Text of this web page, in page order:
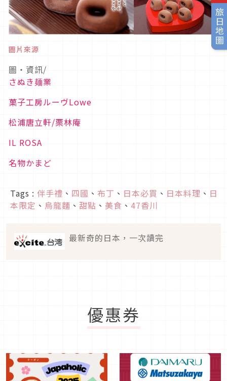
旅日地圖
圖片來源
圖・資訊/
さぬき麺業
菓子工房ルーヴLowe
松浦唐立軒/栗林庵
IL ROSA
名物かまど
Tags : 伴手禮 、 四國 、 布丁 、 日本必買 、 日本料理 、 日
本限定 、 烏龍麵 、 甜點 、 美食 、 47香川
最新奇的日本，一次讀完
優惠券